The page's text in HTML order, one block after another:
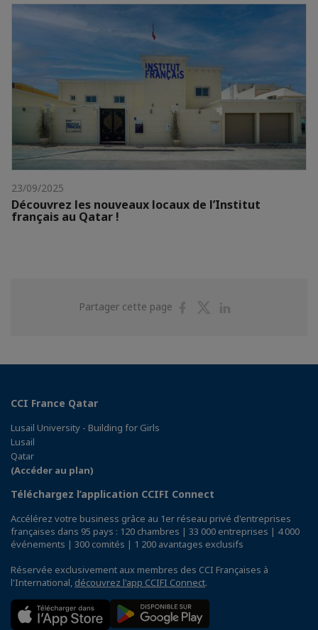
23/09/2025
Découvrez les nouveaux locaux de l’Institut
français au Qatar !
Partager cette page
PartagerPartager
CCI France Qatar
Lusail University - Building for Girls
Lusail
Qatar
(Accéder au plan)
Téléchargez l’application CCIFI Connect
Accélérez votre business grâce au 1er réseau privé d'entreprises
françaises dans 95 pays : 120 chambres | 33 000 entreprises | 4 000
événements | 300 comités | 1 200 avantages exclusifs
Réservée exclusivement aux membres des CCI Françaises à
l'International, découvrez l'app CCIFI Connect.